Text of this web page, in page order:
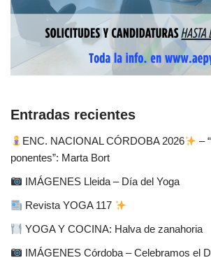
Entradas recientes
ENC. NACIONAL CÓRDOBA 2026
–
ponentes”: Marta Bort
IMÁGENES Lleida – Día del Yoga
Revista YOGA 117
YOGA Y COCINA: Halva de zanahoria
IMÁGENES Córdoba – Celebramos el